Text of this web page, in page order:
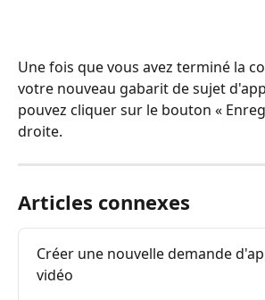
Une fois que vous avez terminé la
votre nouveau gabarit de sujet
pouvez cliquer sur le bouton «
droite.
Articles connexes
Créer une nouvelle demande
vidéo